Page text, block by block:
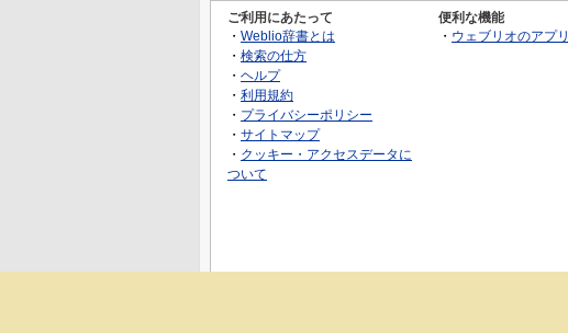
ご利用にあたって
・ Weblio辞書とは
・ 検索の仕方
・ ヘルプ
・ 利用規約
・ プライバシーポリシー
・ サイトマップ
・ クッキー・アクセスデータに
ついて
便利な機能
・ ウェブリオのアプリ